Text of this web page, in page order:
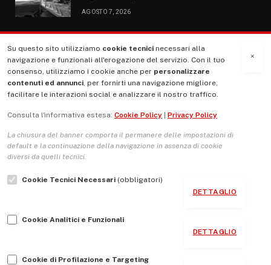
AGOSTO 7, 2026
MENU
La Nostra Storia
Le Copertine
L’Associazione
Indirizzo Socio Politico Culturale
Guida per le autrici e gli autori
×
Su questo sito utilizziamo cookie tecnici necessari alla
navigazione e funzionali all'erogazione del servizio. Con il tuo
consenso, utilizziamo i cookie anche per personalizzare
contenuti ed annunci, per fornirti una navigazione migliore,
facilitare le interazioni social e analizzare il nostro traffico.
Consulta l'informativa estesa: Cookie Policy Privacy Policy
La chiusura del banner comporta il permanere delle impostazioni di
default e la continuazione della navigazione in assenza di cookie
diversi da quelli tecnici.
Cookie Tecnici Necessari (obbligatori)
DETTAGLIO
Cookie Analitici e Funzionali
DETTAGLIO
Cookie di Profilazione e Targeting